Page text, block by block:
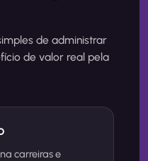
de administrar
de valor real pela
carreiras e